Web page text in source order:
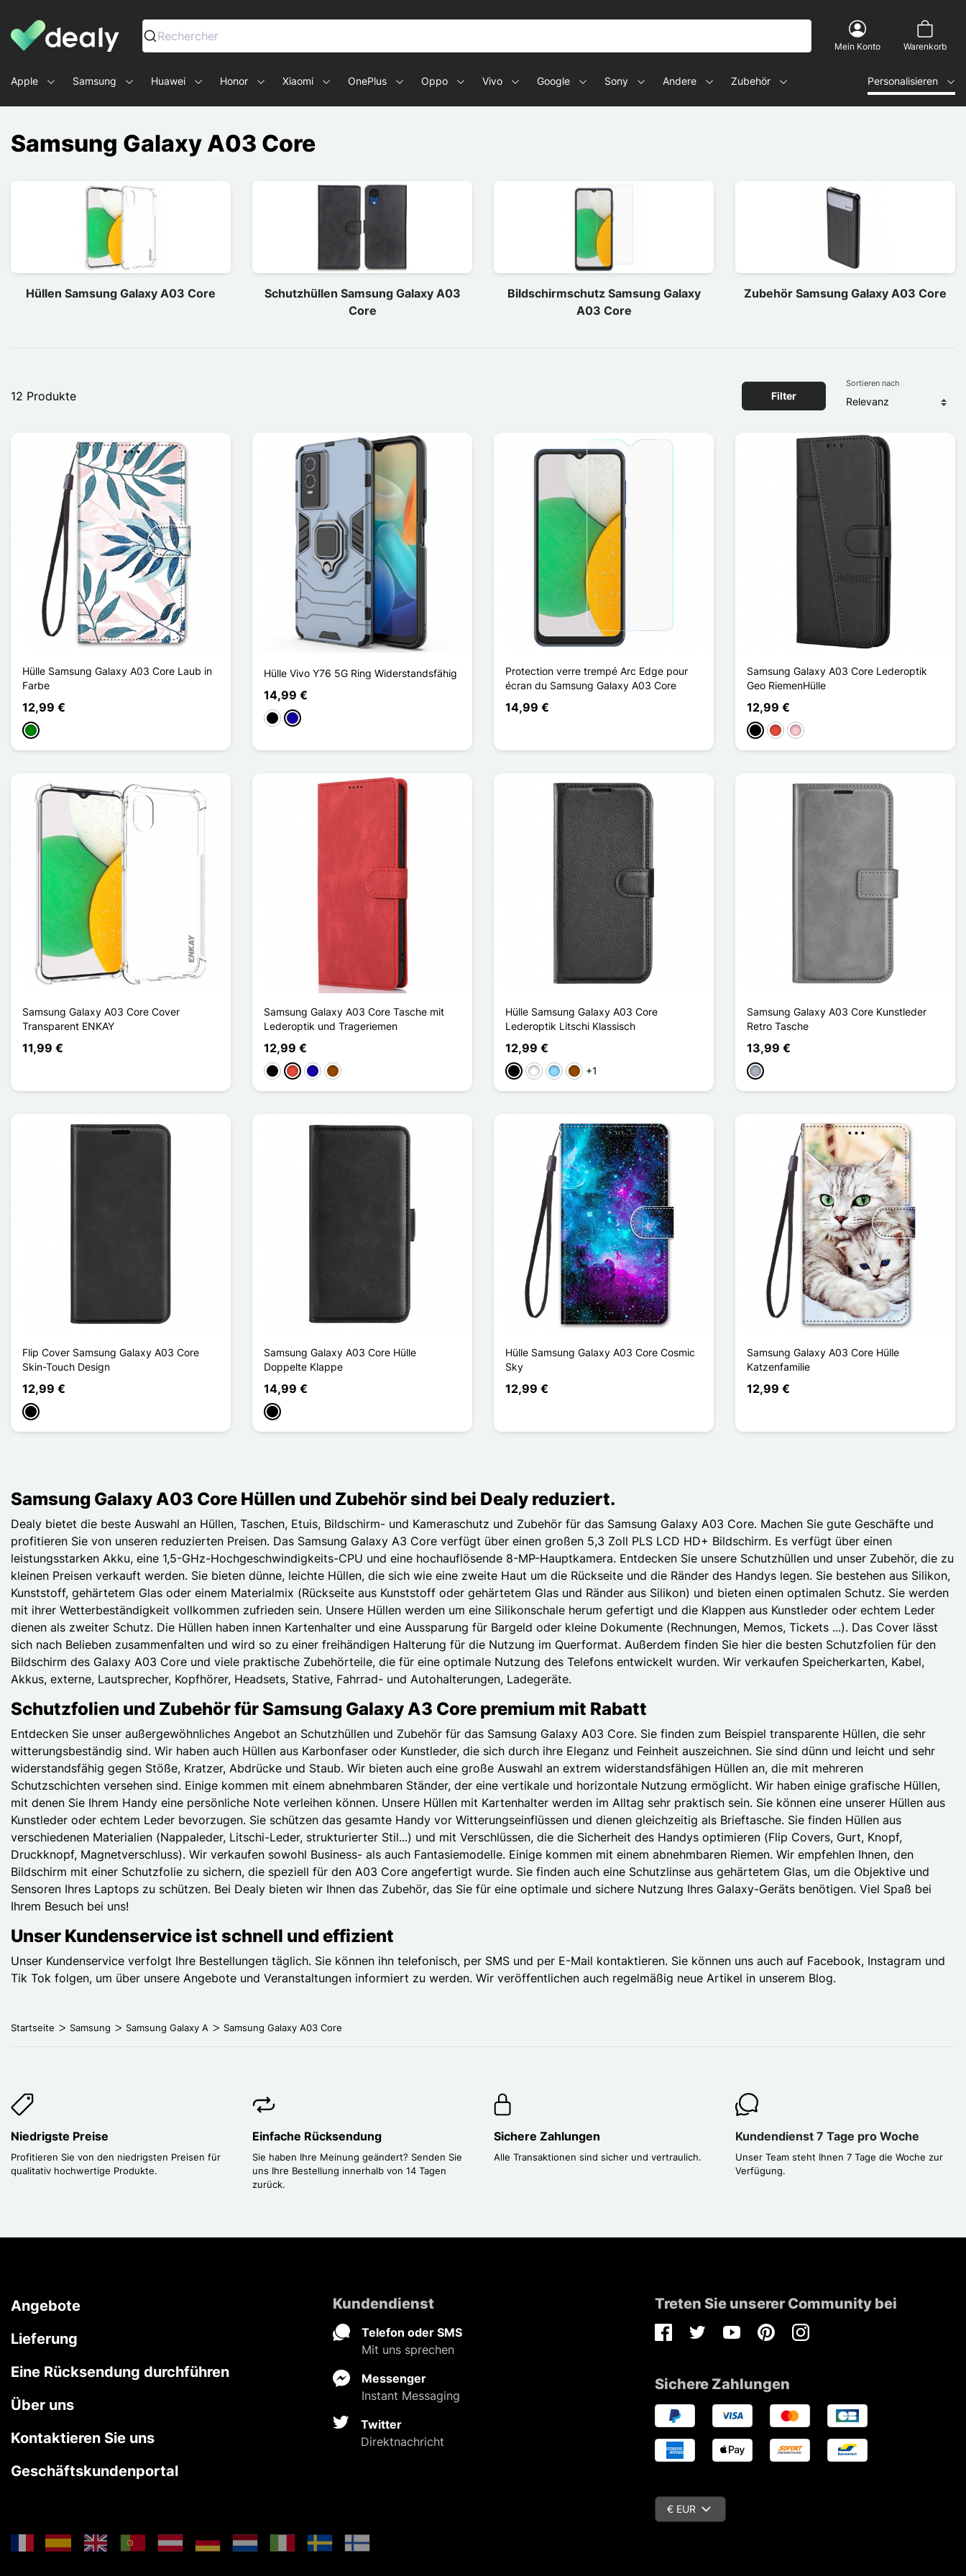
Dealy - Hüllen und Zubehör für Smartphones und Tablets
Rechercher
Mein Konto Warenkorb
Apple Samsung Huawei Honor Xiaomi OnePlus Oppo Vivo Google Sony Andere Zubehör Personalisieren
Samsung Galaxy A03 Core
Hüllen Samsung Galaxy A03 Core
Schutzhüllen Samsung Galaxy A03
Core
Bildschirmschutz Samsung Galaxy
A03 Core
Zubehör Samsung Galaxy A03 Core
12 Produkte Filter
Sortieren nach
Hülle Samsung Galaxy A03 Core Laub in
Farbe
12,99 €
Grün
Hülle Vivo Y76 5G Ring Widerstandsfähig
14,99 €
SchwarzDunkelblau
Protection verre trempé Arc Edge pour
écran du Samsung Galaxy A03 Core
14,99 €
Samsung Galaxy A03 Core Lederoptik
Geo RiemenHülle
12,99 €
Schwarz
Rot Pink
Samsung Galaxy A03 Core Cover
Transparent ENKAY
11,99 €
Samsung Galaxy A03 Core Tasche mit
Lederoptik und Trageriemen
12,99 €
Schwarz
Rot Dunkelblau
Braun
Hülle Samsung Galaxy A03 Core
Lederoptik Litschi Klassisch
12,99 €
Schwarz
WeißHellblauBraun
+1
Samsung Galaxy A03 Core Kunstleder
Retro Tasche
13,99 €
Grau
Flip Cover Samsung Galaxy A03 Core
Skin-Touch Design
12,99 €
Schwarz
Samsung Galaxy A03 Core Hülle
Doppelte Klappe
14,99 €
Schwarz
Hülle Samsung Galaxy A03 Core Cosmic
Sky
12,99 €
Samsung Galaxy A03 Core Hülle
Katzenfamilie
12,99 €
Samsung Galaxy A03 Core Hüllen und Zubehör sind bei Dealy reduziert.
Dealy bietet die beste Auswahl an Hüllen, Taschen, Etuis, Bildschirm- und Kameraschutz und Zubehör für das Samsung Galaxy A03 Core. Machen Sie gute Geschäfte und
profitieren Sie von unseren reduzierten Preisen. Das Samsung Galaxy A3 Core verfügt über einen großen 5,3 Zoll PLS LCD HD+ Bildschirm. Es verfügt über einen
leistungsstarken Akku, eine 1,5-GHz-Hochgeschwindigkeits-CPU und eine hochauflösende 8-MP-Hauptkamera. Entdecken Sie unsere Schutzhüllen und unser Zubehör, die zu
kleinen Preisen verkauft werden. Sie bieten dünne, leichte Hüllen, die sich wie eine zweite Haut um die Rückseite und die Ränder des Handys legen. Sie bestehen aus Silikon,
Kunststoff, gehärtetem Glas oder einem Materialmix (Rückseite aus Kunststoff oder gehärtetem Glas und Ränder aus Silikon) und bieten einen optimalen Schutz. Sie werden
mit ihrer Wetterbeständigkeit vollkommen zufrieden sein. Unsere Hüllen werden um eine Silikonschale herum gefertigt und die Klappen aus Kunstleder oder echtem Leder
dienen als zweiter Schutz. Die Hüllen haben innen Kartenhalter und eine Aussparung für Bargeld oder kleine Dokumente (Rechnungen, Memos, Tickets ...). Das Cover lässt
sich nach Belieben zusammenfalten und wird so zu einer freihändigen Halterung für die Nutzung im Querformat. Außerdem finden Sie hier die besten Schutzfolien für den
Bildschirm des Galaxy A03 Core und viele praktische Zubehörteile, die für eine optimale Nutzung des Telefons entwickelt wurden. Wir verkaufen Speicherkarten, Kabel,
Akkus, externe, Lautsprecher, Kopfhörer, Headsets, Stative, Fahrrad- und Autohalterungen, Ladegeräte.
Schutzfolien und Zubehör für Samsung Galaxy A3 Core premium mit Rabatt
Entdecken Sie unser außergewöhnliches Angebot an Schutzhüllen und Zubehör für das Samsung Galaxy A03 Core. Sie finden zum Beispiel transparente Hüllen, die sehr
witterungsbeständig sind. Wir haben auch Hüllen aus Karbonfaser oder Kunstleder, die sich durch ihre Eleganz und Feinheit auszeichnen. Sie sind dünn und leicht und sehr
widerstandsfähig gegen Stöße, Kratzer, Abdrücke und Staub. Wir bieten auch eine große Auswahl an extrem widerstandsfähigen Hüllen an, die mit mehreren
Schutzschichten versehen sind. Einige kommen mit einem abnehmbaren Ständer, der eine vertikale und horizontale Nutzung ermöglicht. Wir haben einige grafische Hüllen,
mit denen Sie Ihrem Handy eine persönliche Note verleihen können. Unsere Hüllen mit Kartenhalter werden im Alltag sehr praktisch sein. Sie können eine unserer Hüllen aus
Kunstleder oder echtem Leder bevorzugen. Sie schützen das gesamte Handy vor Witterungseinflüssen und dienen gleichzeitig als Brieftasche. Sie finden Hüllen aus
verschiedenen Materialien (Nappaleder, Litschi-Leder, strukturierter Stil...) und mit Verschlüssen, die die Sicherheit des Handys optimieren (Flip Covers, Gurt, Knopf,
Druckknopf, Magnetverschluss). Wir verkaufen sowohl Business- als auch Fantasiemodelle. Einige kommen mit einem abnehmbaren Riemen. Wir empfehlen Ihnen, den
Bildschirm mit einer Schutzfolie zu sichern, die speziell für den A03 Core angefertigt wurde. Sie finden auch eine Schutzlinse aus gehärtetem Glas, um die Objektive und
Sensoren Ihres Laptops zu schützen. Bei Dealy bieten wir Ihnen das Zubehör, das Sie für eine optimale und sichere Nutzung Ihres Galaxy-Geräts benötigen. Viel Spaß bei
Ihrem Besuch bei uns!
Unser Kundenservice ist schnell und effizient
Unser Kundenservice verfolgt Ihre Bestellungen täglich. Sie können ihn telefonisch, per SMS und per E-Mail kontaktieren. Sie können uns auch auf Facebook, Instagram und
Tik Tok folgen, um über unsere Angebote und Veranstaltungen informiert zu werden. Wir veröffentlichen auch regelmäßig neue Artikel in unserem Blog.
Startseite Samsung Samsung Galaxy A Samsung Galaxy A03 Core
Niedrigste Preise
Profitieren Sie von den niedrigsten Preisen für
qualitativ hochwertige Produkte.
Einfache Rücksendung
Sie haben Ihre Meinung geändert? Senden Sie
uns Ihre Bestellung innerhalb von 14 Tagen
zurück.
Sichere Zahlungen
Alle Transaktionen sind sicher und vertraulich.
Kundendienst 7 Tage pro Woche
Unser Team steht Ihnen 7 Tage die Woche zur
Verfügung.
Angebote
Lieferung
Eine Rücksendung durchführen
Über uns
Kontaktieren Sie uns
Geschäftskundenportal
Kundendienst
Telefon oder SMS
Mit uns sprechen
Messenger
Instant Messaging
Twitter
Direktnachricht
Treten Sie unserer Community bei
FacebookTwitterYoutubePinterestInstagram
Sichere Zahlungen
€ EUR